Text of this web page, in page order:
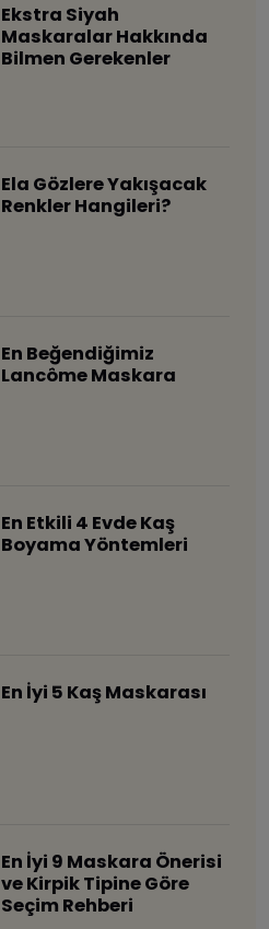
Ekstra Siyah
Maskaralar Hakkında
Bilmen Gerekenler
Ela Gözlere Yakışacak
Renkler Hangileri?
En Beğendiğimiz
Lancôme Maskara
En Etkili 4 Evde Kaş
Boyama Yöntemleri
En İyi 5 Kaş Maskarası
En İyi 9 Maskara Önerisi
ve Kirpik Tipine Göre
Seçim Rehberi